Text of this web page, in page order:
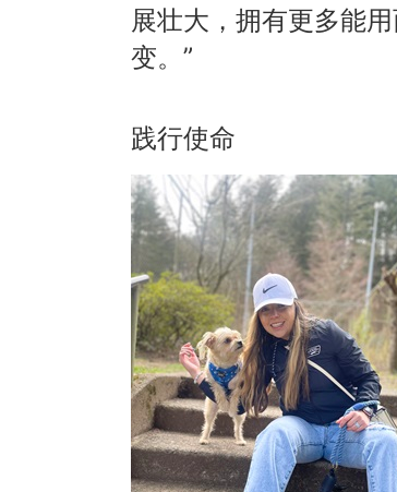
展壮大，拥有更多能
变。”
践行使命